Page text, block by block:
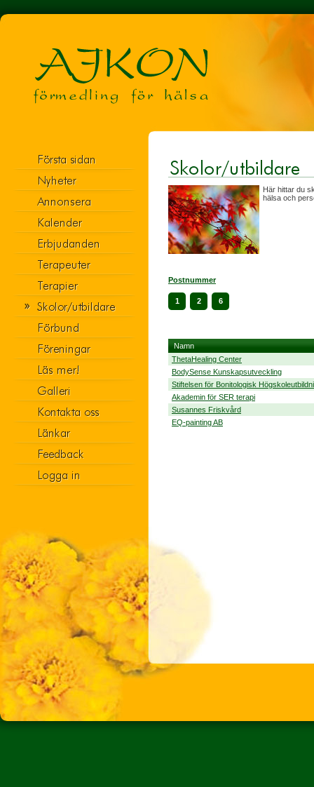
Här hittar du
hälsa och
Postnummer
1 2 6
Namn
ThetaHealing Center
BodySense Kunskapsutveckling
Stiftelsen för Bonitologisk
Akademin för SER terapi
Susannes Friskvård
EQ-painting AB